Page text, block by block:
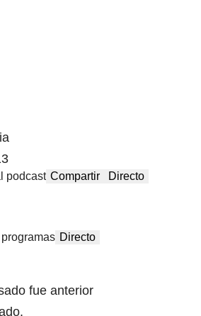
podcast Compartir Directo
Directo
fue anterior